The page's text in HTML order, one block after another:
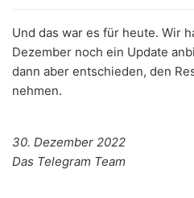
Und das war es für heute. Wir
Dezember noch ein Update
dann aber entschieden, den
nehmen.
30. Dezember 2022
Das Telegram Team